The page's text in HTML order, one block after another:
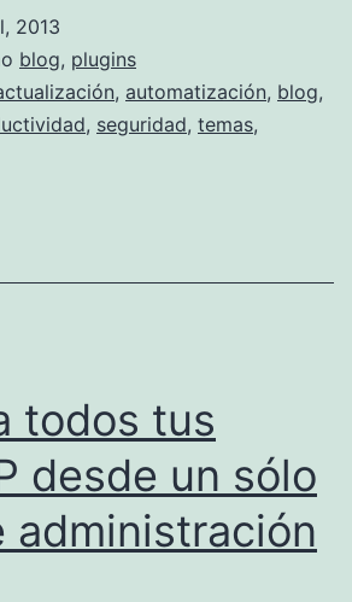
las
actualizaciones
en
2013
blog, plugins
, automatización, blog,
, seguridad, temas,
todos tus
desde un sólo
administración